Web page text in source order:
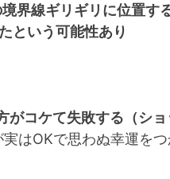
界線ギリギリに位置す
という可能性あり
がコケて失敗する（シ
はOKで思わぬ幸運をつ